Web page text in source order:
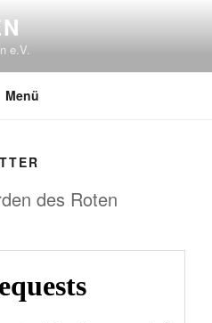
e.V.
Menü
des Roten